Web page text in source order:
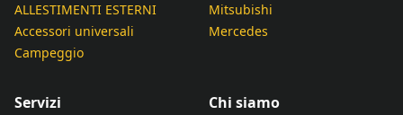
ALLESTIMENTI ESTERNI
Accessori universali
Campeggio
Mitsubishi
Mercedes
Servizi Chi siamo